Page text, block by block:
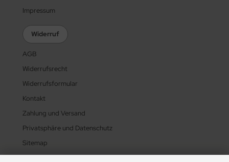
Impressum
Widerruf
AGB
Widerrufsrecht
Widerrufsformular
Kontakt
Zahlung und Versand
Privatsphäre und Datenschutz
Sitemap